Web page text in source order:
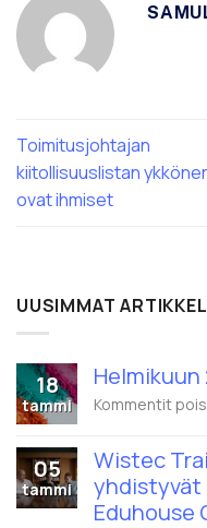
Toimitusjohtajan
kiitollisuuslistan
ovat ihmiset
UUSIMMAT
18
tammi Kommentit
05
tammi
Wistec
yhdistyvät
Eduhouse